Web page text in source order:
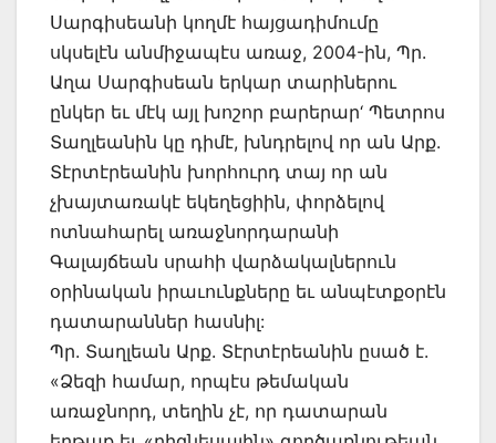
Սարգիսեանի կողմէ հայցադիմումը
սկսելէն անմիջապէս առաջ, 2004-ին, Պր.
Աղա Սարգիսեան երկար տարիներու
ընկեր եւ մէկ այլ խոշոր բարերար‘ Պետրոս
Տաղլեանին կը դիմէ, խնդրելով որ ան Արք.
Տէրտէրեանին խորհուրդ տայ որ ան
չխայտառակէ եկեղեցիին, փորձելով
ոտնահարել առաջնորդարանի
Գալայճեան սրահի վարձակալներուն
օրինական իրաւունքները եւ անպէտքօրէն
դատարաններ հասնիլ:
Պր. Տաղլեան Արք. Տէրտէրեանին ըսած է.
«Ձեզի համար, որպէս թեմական
առաջնորդ, տեղին չէ, որ դատարան